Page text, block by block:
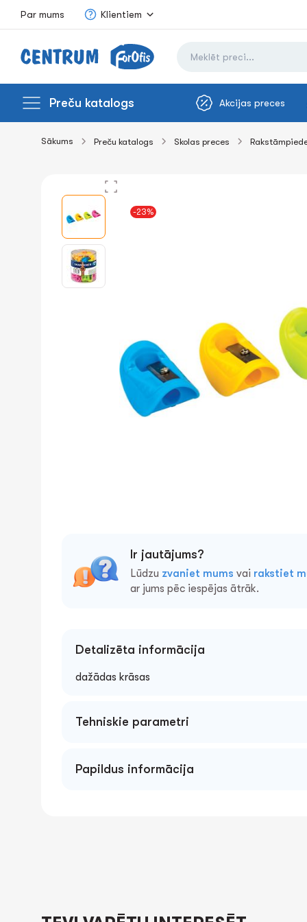
Par mums Klientiem
Preču katalogs Akcijas preces
Sākums Preču katalogs Skolas preces
-23%
Ir jautājums?
Lūdzu zvaniet mums vai rakstiet
ar jums pēc iespējas ātrāk.
Detalizēta informācija
dažādas krāsas
Tehniskie parametri
Papildus informācija